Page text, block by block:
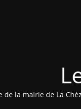
de la mairie de La